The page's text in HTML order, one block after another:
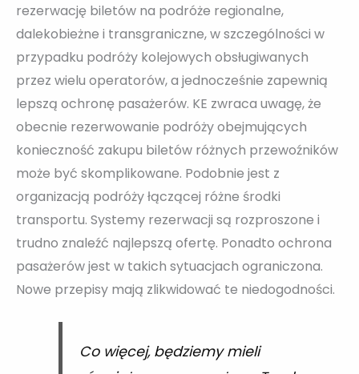
rezerwację biletów na podróże regionalne,
dalekobieżne i transgraniczne, w szczególności w
przypadku podróży kolejowych obsługiwanych
przez wielu operatorów, a jednocześnie zapewnią
lepszą ochronę pasażerów. KE zwraca uwagę, że
obecnie rezerwowanie podróży obejmujących
konieczność zakupu biletów różnych przewoźników
może być skomplikowane. Podobnie jest z
organizacją podróży łączącej różne środki
transportu. Systemy rezerwacji są rozproszone i
trudno znaleźć najlepszą ofertę. Ponadto ochrona
pasażerów jest w takich sytuacjach ograniczona.
Nowe przepisy mają zlikwidować te niedogodności.
Co więcej, będziemy mieli